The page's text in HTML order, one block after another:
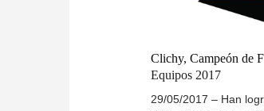
Clichy, Campeón de
Equipos 2017
29/05/2017 – Han